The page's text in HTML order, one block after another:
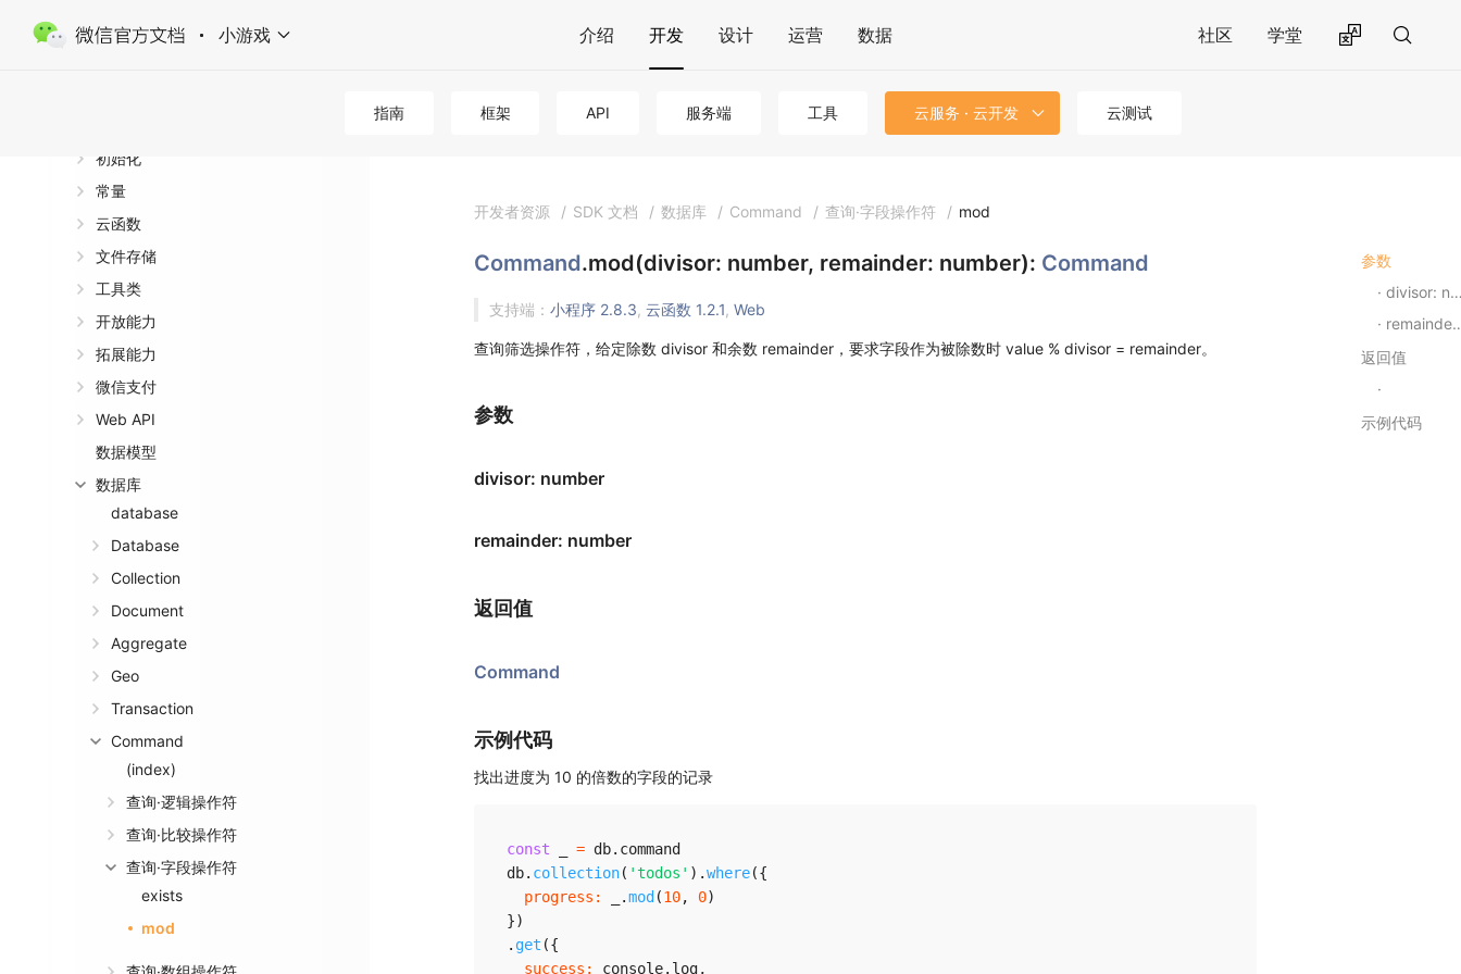
小游戏 介绍 开发 设计 运营 数据 社区 学堂
指南 框架 API 服务端 工具 云服务 · 云开发 云测试
开发者资源
初始化
常量
云函数
文件存储
工具类
开放能力
拓展能力
微信支付
Web API
数据模型
数据库
database
Database
Collection
Document
Aggregate
Geo
Transaction
Command
(index)
查询·逻辑操作符
查询·比较操作符
查询·字段操作符
exists
mod
开发者资源 / SDK 文档 / 数据库 / Command / 查询·字段操作符 / mod
Command.mod(divisor: number, remainder: number): Command
支持端： 小程序 2.8.3, 云函数 1.2.1, Web
查询筛选操作符，给定除数 divisor 和余数 remainder，要求字段作为被除数时 value % divisor = remainder。
参数
divisor: number
remainder: number
返回值
Command
示例代码
找出进度为 10 的倍数的字段的记录
const = db. command
db. collection( 'todos' ) .where({
progress : .mod (10, 0)
})
. get ({
success : console. log,
参数
divisor: number
remainder: number
返回值
示例代码